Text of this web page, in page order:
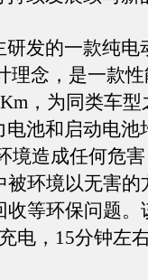
发的一款纯电
理念，是一款
，为同类车型
池和启动电池
境造成任何危
环境以无害的
等环保问题。
电，15分钟左